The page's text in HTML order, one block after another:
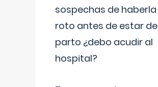
sospechas de haberla
roto antes de estar de
parto ¿debo acudir al
hospital?